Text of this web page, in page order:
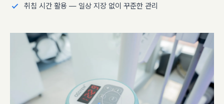
취침 시간 활용 — 일상 지장 없이 꾸준한 관리